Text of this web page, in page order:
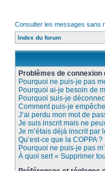
Consulter les messages sans
Index du forum
Problèmes de connexion
Pourquoi ne puis-je pas
Pourquoi ai-je besoin de
Pourquoi suis-je
Comment puis-je
J’ai perdu mon mot de
Je suis inscrit mais ne
Je m’étais déjà inscrit par
Qu’est-ce que la COPPA ?
Pourquoi ne puis-je pas
À quoi sert « Supprimer